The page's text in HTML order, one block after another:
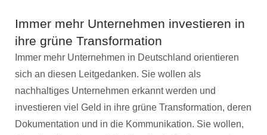
Immer mehr Unternehmen investieren in
ihre grüne Transformation
Immer mehr Unternehmen in Deutschland orientieren
sich an diesen Leitgedanken. Sie wollen als
nachhaltiges Unternehmen erkannt werden und
investieren viel Geld in ihre grüne Transformation, deren
Dokumentation und in die Kommunikation. Sie wollen,